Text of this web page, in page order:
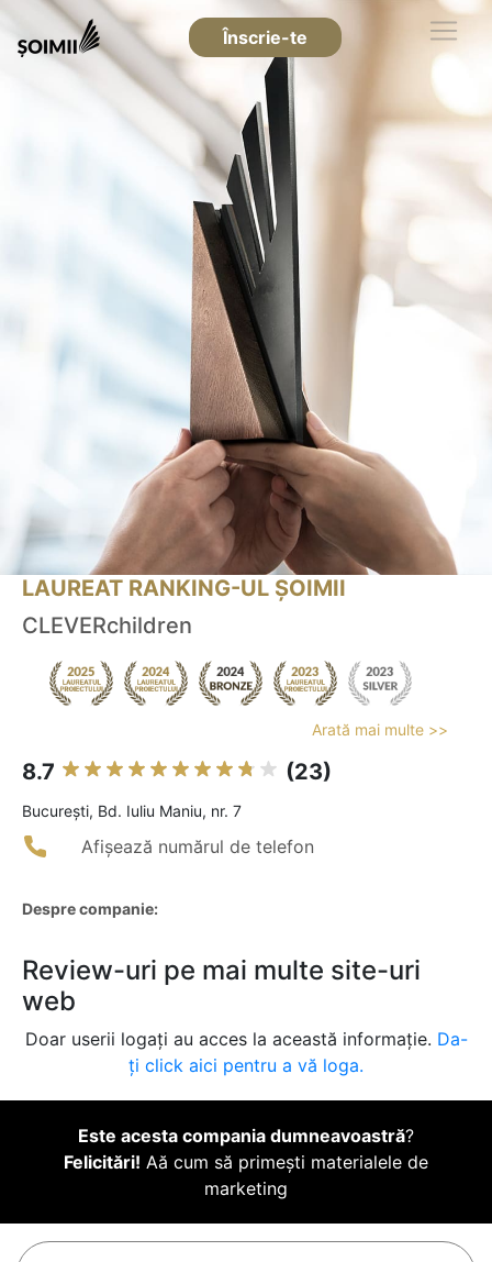
Înscrie-te
LAUREAT RANKING-UL ȘOIMII
CLEVERchildren
Arată mai multe >>
8.7 (23)
Bucureşti, Bd. Iuliu Maniu, nr. 7
Afișează numărul de telefon
Despre companie:
Review-uri pe mai multe site-uri
web
Doar userii logați au acces la această informație. Da-
ți click aici pentru a vă loga.
Este acesta compania dumneavoastră?
Felicitări! Aă cum să primești materialele de
marketing